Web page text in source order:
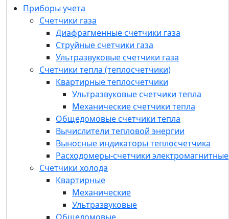
Приборы учета
Счетчики газа
Диафрагменные счетчики газа
Струйные счетчики газа
Ультразвуковые счетчики газа
Счетчики тепла (теплосчетчики)
Квартирные теплосчетчики
Ультразвуковые счетчики тепла
Механические счетчики тепла
Общедомовые счетчики тепла
Вычислители тепловой энергии
Выносные индикаторы теплосчетчика
Расходомеры-счетчики электромагнитные
Счетчики холода
Квартирные
Механические
Ультразвуковые
Продукция
Приборы учета
Счетчики газа
Диафрагменные счетчики газа
Струйные счетчики газа
Ультразвуковые счетчики газа
Счетчики тепла (теплосчетчики)
Квартирные теплосчетчики
Общедомовые счетчики тепла
Вычислители тепловой энергии
Выносные индикаторы теплосчетчика
Расходомеры-счетчики
электромагнитные
Счетчики холода
Квартирные
Общедомовые
Счетчики воды (водосчетчики)
Одноструйные (квартирные) счетчики